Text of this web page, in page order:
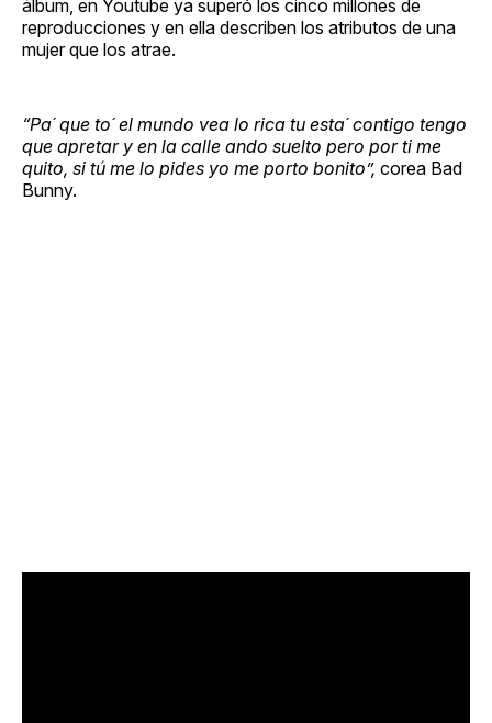
álbum, en Youtube ya superó los cinco millones de
reproducciones y en ella describen los atributos de una
mujer que los atrae.
“Pa´ que to´ el mundo vea lo rica tu esta´ contigo tengo
que apretar y en la calle ando suelto pero por ti me
quito, si tú me lo pides yo me porto bonito”, corea Bad
Bunny.